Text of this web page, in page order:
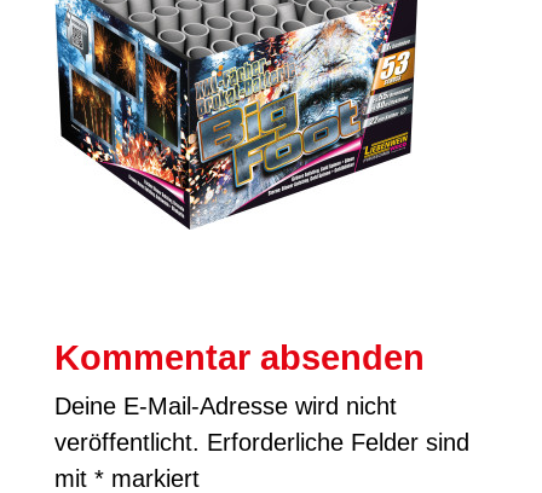
Kommentar absenden
Deine E-Mail-Adresse wird nicht
veröffentlicht. Erforderliche Felder sind
mit *markiert